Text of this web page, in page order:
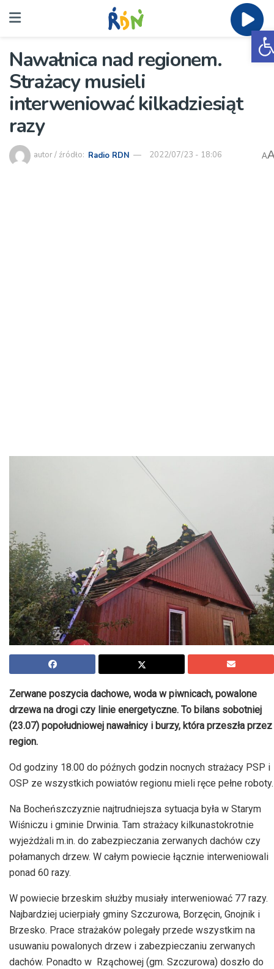
Nawałnica nad regionem.
Strażacy musieli
interweniować kilkadziesiąt
razy
autor / źródło: Radio RDN 2022/07/23 - 18:06 A
Zerwane poszycia dachowe, woda w piwnicach, powalone
drzewa na drogi czy linie energetyczne. To bilans sobotniej
(23.07) popołudniowej nawałnicy i burzy, która przeszła przez
region.
Od godziny 18.00 do późnych godzin nocnych strażacy PSP i
OSP ze wszystkich powiatów regionu mieli ręce pełne roboty.
Na Bocheńszczyznie najtrudniejsza sytuacja była w Starym
Wiśniczu i gminie Drwinia. Tam strażacy kilkunastokrotnie
wyjeżdżali m.in. do zabezpieczania zerwanych dachów czy
połamanych drzew. W całym powiecie łącznie interweniowali
ponad 60 razy.
W powiecie brzeskim służby musiały interweniować 77 razy.
Najbardziej ucierpiały gminy Szczurowa, Borzęcin, Gnojnik i
Brzesko. Prace strażaków polegały przede wszystkim na
usuwaniu powalonych drzew i zabezpieczaniu zerwanych
dachów. Ponadto w Rząchowej (gm. Szczurowa) doszło do